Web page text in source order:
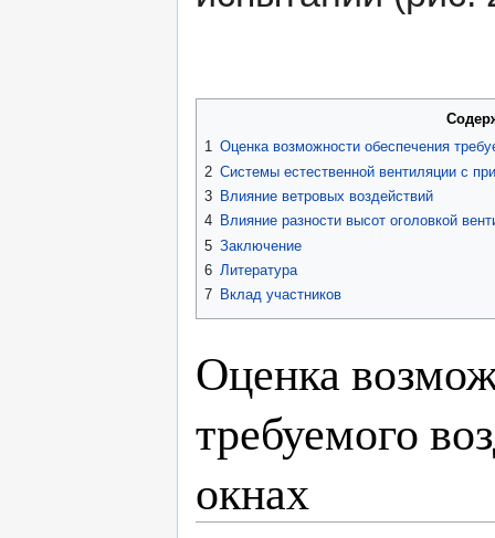
1 Оценка возможности обеспечения
2 Системы естественной вентиляции с
3 Влияние ветровых воздействий
4 Влияние разности высот оголовкой
5 Заключение
6 Литература
7 Вклад участников
Оценка
требуемого
окнах